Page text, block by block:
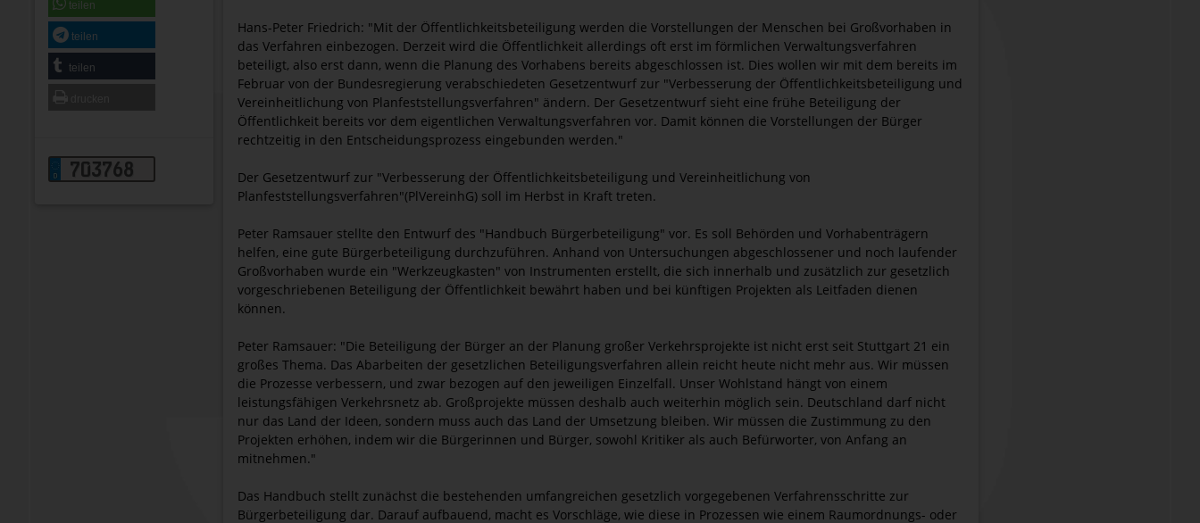
teilen
teilen
teilen
703768
Hans-Peter Friedrich: "Mit der Öffentlichkeitsbeteiligung werden die Vorstellungen der Menschen bei Großvorhaben in
das Verfahren einbezogen. Derzeit wird die Öffentlichkeit allerdings oft erst im förmlichen Verwaltungsverfahren
beteiligt, also erst dann, wenn die Planung des Vorhabens bereits abgeschlossen ist. Dies wollen wir mit dem bereits im
Februar von der Bundesregierung verabschiedeten Gesetzentwurf zur "Verbesserung der Öffentlichkeitsbeteiligung und
Vereinheitlichung von Planfeststellungsverfahren" ändern. Der Gesetzentwurf sieht eine frühe Beteiligung der
Öffentlichkeit bereits vor dem eigentlichen Verwaltungsverfahren vor. Damit können die Vorstellungen der Bürger
rechtzeitig in den Entscheidungsprozess eingebunden werden."
Der Gesetzentwurf zur "Verbesserung der Öffentlichkeitsbeteiligung und Vereinheitlichung von
Planfeststellungsverfahren"(PlVereinhG) soll im Herbst in Kraft treten.
Peter Ramsauer stellte den Entwurf des "Handbuch Bürgerbeteiligung" vor. Es soll Behörden und Vorhabenträgern
helfen, eine gute Bürgerbeteiligung durchzuführen. Anhand von Untersuchungen abgeschlossener und noch laufender
Großvorhaben wurde ein "Werkzeugkasten" von Instrumenten erstellt, die sich innerhalb und zusätzlich zur gesetzlich
vorgeschriebenen Beteiligung der Öffentlichkeit bewährt haben und bei künftigen Projekten als Leitfaden dienen
können.
Peter Ramsauer: "Die Beteiligung der Bürger an der Planung großer Verkehrsprojekte ist nicht erst seit Stuttgart 21 ein
großes Thema. Das Abarbeiten der gesetzlichen Beteiligungsverfahren allein reicht heute nicht mehr aus. Wir müssen
die Prozesse verbessern, und zwar bezogen auf den jeweiligen Einzelfall. Unser Wohlstand hängt von einem
leistungsfähigen Verkehrsnetz ab. Großprojekte müssen deshalb auch weiterhin möglich sein. Deutschland darf nicht
nur das Land der Ideen, sondern muss auch das Land der Umsetzung bleiben. Wir müssen die Zustimmung zu den
Projekten erhöhen, indem wir die Bürgerinnen und Bürger, sowohl Kritiker als auch Befürworter, von Anfang an
mitnehmen."
Das Handbuch stellt zunächst die bestehenden umfangreichen gesetzlich vorgegebenen Verfahrensschritte zur
Bürgerbeteiligung dar. Darauf aufbauend, macht es Vorschläge, wie diese in Prozessen wie einem Raumordnungs- oder